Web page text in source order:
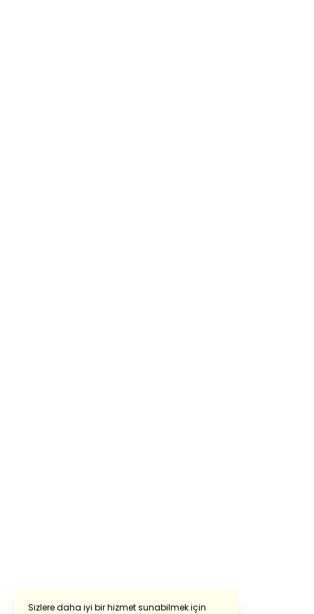
Sizlere daha iyi bir hizmet sunabilmek için